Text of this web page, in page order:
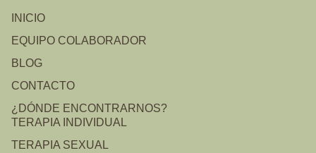
INICIO
EQUIPO COLABORADOR
BLOG
CONTACTO
¿DÓNDE ENCONTRARNOS?
TERAPIA INDIVIDUAL
TERAPIA SEXUAL